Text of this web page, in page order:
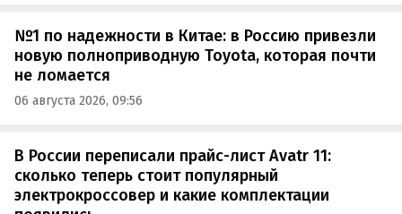
№1 по надежности в Китае: в Россию привезли
новую полноприводную Toyota, которая почти
не ломается
06 августа 2026, 09:56
В России переписали прайс-лист Avatr 11:
сколько теперь стоит популярный
электрокроссовер и какие комплектации